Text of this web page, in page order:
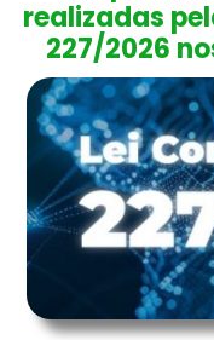
realizadas
227/2026